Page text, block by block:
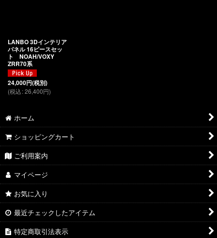
LANBO 3Dインテリア
パネル 16ピースセッ
ト NOAH/VOXY
ZRR70系
24,000円(税別)
(税込:26,400円)
ホーム
ショッピングカート
ご利用案内
マイページ
お気に入り
最近チェックしたアイテム
特定商取引法表示